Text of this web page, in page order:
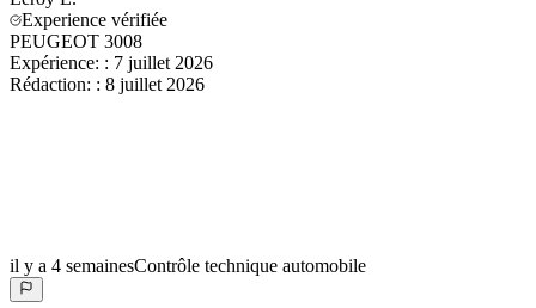
Experience vérifiée
PEUGEOT 3008
Expérience: : 7 juillet 2026
Rédaction: : 8 juillet 2026
il y a 4 semainesContrôle technique automobile